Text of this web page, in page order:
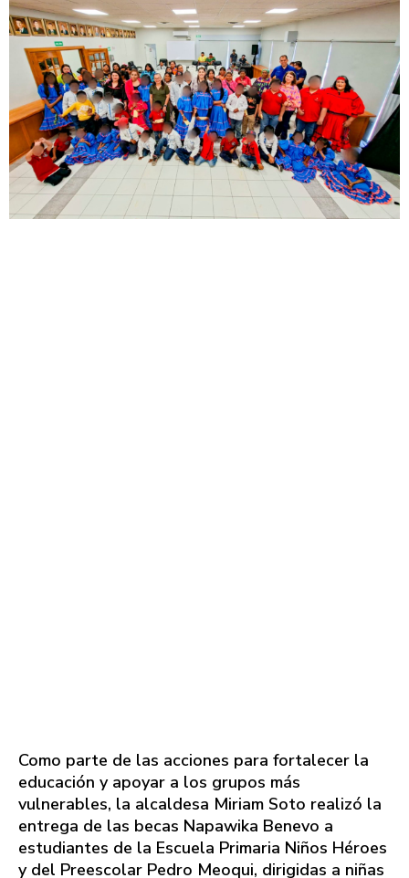
Como parte de las acciones para fortalecer la
educación y apoyar a los grupos más
vulnerables, la alcaldesa Miriam Soto realizó la
entrega de las becas Napawika Benevo a
estudiantes de la Escuela Primaria Niños Héroes
y del Preescolar Pedro Meoqui, dirigidas a niñas